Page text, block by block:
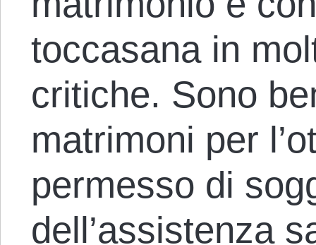
toccasana in
critiche. Sono
matrimoni per
permesso di
dell’assistenza